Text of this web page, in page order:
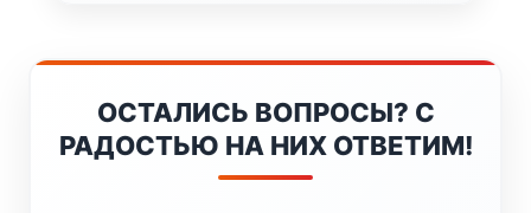
ОСТАЛИСЬ ВОПРОСЫ? С
РАДОСТЬЮ НА НИХ ОТВЕТИМ!